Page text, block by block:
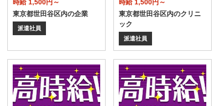
時給 1,500円～
東京都世田谷区内の企業
派遣社員
時給 1,500円～
東京都世田谷区内のクリニ
ック
派遣社員